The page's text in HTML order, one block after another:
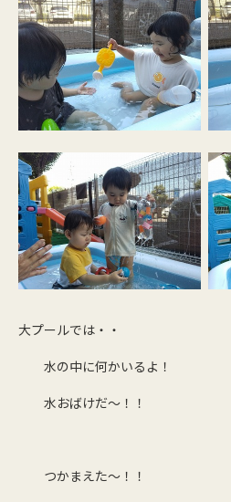
大プールでは・・
水の中に何かいるよ！
水おばけだ～！！
つかまえた～！！